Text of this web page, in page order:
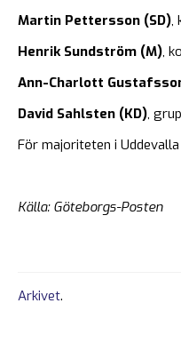
Martin Pettersson (SD),
Henrik Sundström (M),
Ann-Charlott
David Sahlsten (KD),
För majoriteten i
Källa: Göteborgs-Posten
Arkivet.